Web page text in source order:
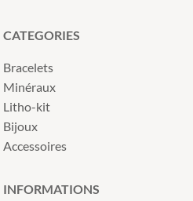
CATEGORIES
Bracelets
Minéraux
Litho-kit
Bijoux
Accessoires
INFORMATIONS